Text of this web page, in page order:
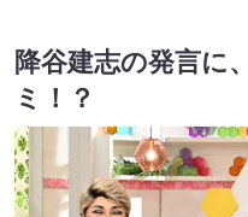
降谷建志の発言に
ミ！？